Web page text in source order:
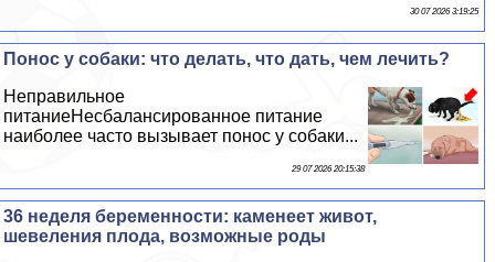
30 07 2026 3:19:25
Понос у собаки: что делать, что дать, чем лечить?
Неправильное
питаниеНесбалансированное питание
наиболее часто вызывает понос у собаки...
29 07 2026 20:15:38
36 неделя беременности: каменеет живот,
шевеления плода, возможные роды